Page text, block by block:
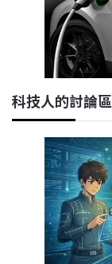
科技人的討論區